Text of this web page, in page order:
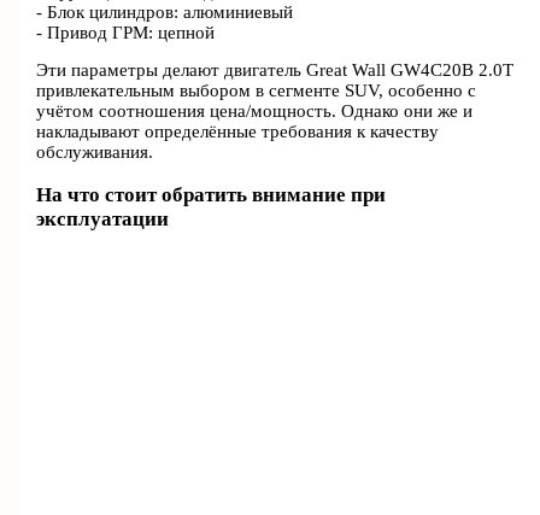
- Блок цилиндров: алюминиевый
- Привод ГРМ: цепной
Эти параметры делают двигатель Great Wall GW4C20B 2.0T
привлекательным выбором в сегменте SUV, особенно с
учётом соотношения цена/мощность. Однако они же и
накладывают определённые требования к качеству
обслуживания.
На что стоит обратить внимание при
эксплуатации